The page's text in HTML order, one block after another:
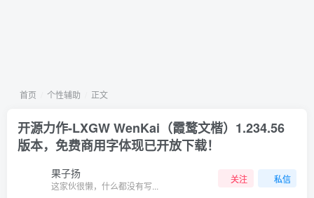
首页 个性辅助 正文
开源力作-LXGW WenKai（霞鹜文楷）1.234.56
版本，免费商用字体现已开放下载！
果子扬
这家伙很懒，什么都没有写...
关注 私信